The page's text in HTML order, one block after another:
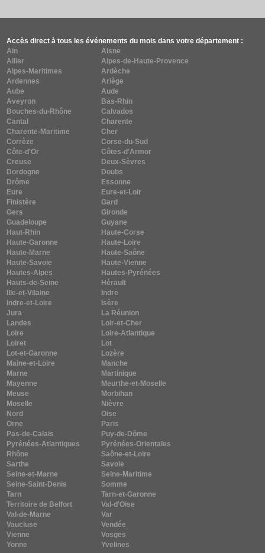
Accès direct à tous les événements du mois dans votre département :
Ain
Aisne
Allier
Alpes-de-Haute-Provence
Alpes-Maritimes
Ardèche
Ardennes
Ariège
Aube
Aude
Aveyron
Bas-Rhin
Bouches-du-Rhône
Calvados
Cantal
Charente
Charente-Maritime
Cher
Corrèze
Corse-du-Sud
Côte-d'Or
Côtes-d'Armor
Creuse
Deux-Sèvres
Dordogne
Doubs
Drôme
Essonne
Eure
Eure-et-Loir
Finistère
Gard
Gers
Gironde
Guadeloupe
Guyane
Haut-Rhin
Haute-Corse
Haute-Garonne
Haute-Loire
Haute-Marne
Haute-Saône
Haute-Savoie
Haute-Vienne
Hautes-Alpes
Hautes-Pyrénées
Hauts-de-Seine
Hérault
Ille-et-Vilaine
Indre
Indre-et-Loire
Isère
Jura
La Réunion
Landes
Loir-et-Cher
Loire
Loire-Atlantique
Loiret
Lot
Lot-et-Garonne
Lozère
Maine-et-Loire
Manche
Marne
Martinique
Mayenne
Meurthe-et-Moselle
Meuse
Morbihan
Moselle
Nièvre
Nord
Oise
Orne
Paris
Pas-de-Calais
Puy-de-Dôme
Pyrénées-Atlantiques
Pyrénées-Orientales
Rhône
Saône-et-Loire
Sarthe
Savoie
Seine-et-Marne
Seine-Maritime
Seine-Saint-Denis
Somme
Tarn
Tarn-et-Garonne
Territoire de Belfort
Val-d'Oise
Val-de-Marne
Var
Vaucluse
Vendée
Vienne
Vosges
Yonne
Yvelines